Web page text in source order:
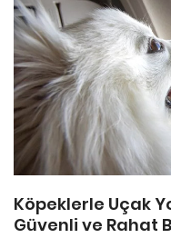
Köpeklerle Uçak
Güvenli ve Rahat